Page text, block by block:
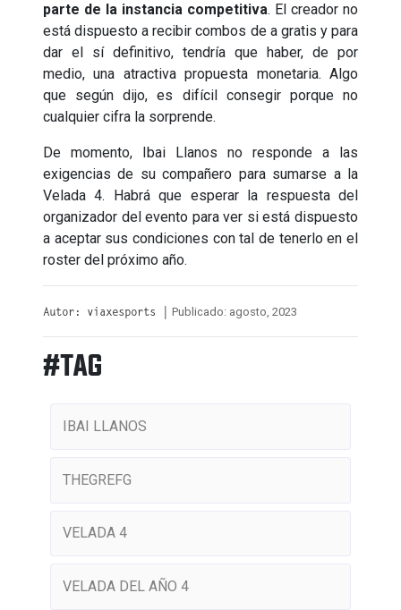
parte de la instancia competitiva. El creador no
está dispuesto a recibir combos de a gratis y para
dar el sí definitivo, tendría que haber, de por
medio, una atractiva propuesta monetaria. Algo
que según dijo, es difícil consegir porque no
cualquier cifra la sorprende.
De momento, Ibai Llanos no responde a las
exigencias de su compañero para sumarse a la
Velada 4. Habrá que esperar la respuesta del
organizador del evento para ver si está dispuesto
a aceptar sus condiciones con tal de tenerlo en el
roster del próximo año.
Autor: viaxesports | Publicado: agosto, 2023
#TAG
IBAI LLANOS
THEGREFG
VELADA 4
VELADA DEL AÑO 4